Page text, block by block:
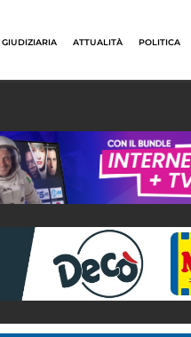
GIUDIZIARIA ATTUALITÀ POLITICA